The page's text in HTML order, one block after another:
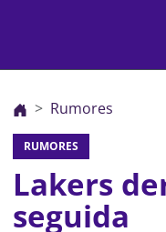
Rumores
RUMORES
Lakers
seguida